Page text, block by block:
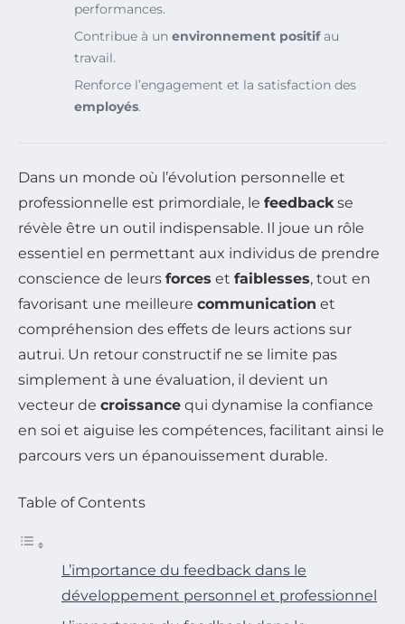
performances.
Contribue à un environnement positifau
travail.
Renforce l’engagement et la satisfaction des
employés.
Dans un monde où l’évolution personnelle et
professionnelle est primordiale, le feedbackse
révèle être un outil indispensable. Il joue un rôle
essentiel en permettant aux individus de prendre
conscience de leurs forces et faiblesses, tout en
favorisant une meilleure communication et
compréhension des effets de leurs actions sur
autrui. Un retour constructif ne se limite pas
simplement à une évaluation, il devient un
vecteur de croissance qui dynamise la confiance
en soi et aiguise les compétences, facilitant ainsi le
parcours vers un épanouissement durable.
Table of Contents
L’importance du feedback dans le
développement personnel et professionnel